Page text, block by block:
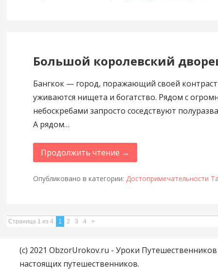
Большой королевский
Бангкок — город, поражающий своей
уживаются нищета и богатство. Рядом с
небоскребами запросто соседствуют
А рядом…
Продолжить чтение →
Опубликовано в категории: Достопримечательности
Страница 1 из 4 1 2 3 4 >
(c) 2021 ObzorUrokov.ru - Уроки
настоящих путешественников.